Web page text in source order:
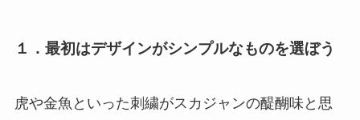
１．最初はデザインがシンプルなものを選ぼう
虎や金魚といった刺繍がスカジャンの醍醐味と思